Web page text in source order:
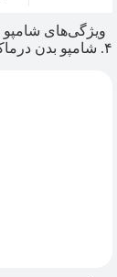
ویژگی‌های
۴. شامپو بدن درماکلین حاوی عصاره شکوفه گیلاس